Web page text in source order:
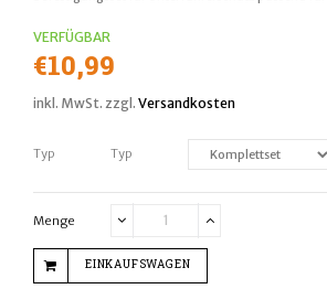
VERFÜGBAR
Normaler
Preis
€10,99
inkl. MwSt. zzgl. Versandkosten
Typ Typ
Menge
missing:
EINKAUFSWAGEN